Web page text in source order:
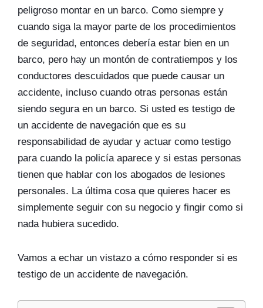
peligroso montar en un barco. Como siempre y
cuando siga la mayor parte de los procedimientos
de seguridad, entonces debería estar bien en un
barco, pero hay un montón de contratiempos y los
conductores descuidados que puede causar un
accidente, incluso cuando otras personas están
siendo segura en un barco. Si usted es testigo de
un accidente de navegación que es su
responsabilidad de ayudar y actuar como testigo
para cuando la policía aparece y si estas personas
tienen que hablar con los abogados de lesiones
personales. La última cosa que quieres hacer es
simplemente seguir con su negocio y fingir como si
nada hubiera sucedido.
Vamos a echar un vistazo a cómo responder si es
testigo de un accidente de navegación.